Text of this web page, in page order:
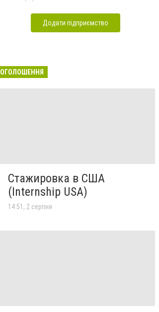
Додати підприємство
ОГОЛОШЕННЯ
Стажировка в США
(Internship USA)
14:51, 2 серпня